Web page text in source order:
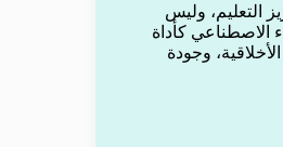
التعليم، وليس
الاصطناعي كأداة
وجودة